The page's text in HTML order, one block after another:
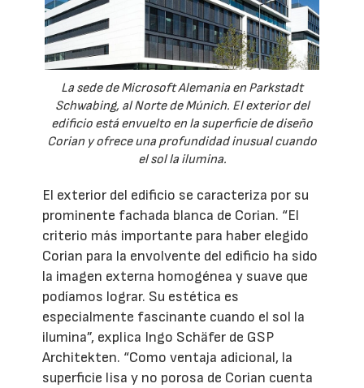
La sede de Microsoft Alemania en Parkstadt
Schwabing, al Norte de Múnich. El exterior del
edificio está envuelto en la superficie de diseño
Corian y ofrece una profundidad inusual cuando
el sol la ilumina.
El exterior del edificio se caracteriza por su
prominente fachada blanca de Corian. “El
criterio más importante para haber elegido
Corian para la envolvente del edificio ha sido
la imagen externa homogénea y suave que
podíamos lograr. Su estética es
especialmente fascinante cuando el sol la
ilumina”, explica Ingo Schäfer de GSP
Architekten. “Como ventaja adicional, la
superficie lisa y no porosa de Corian cuenta